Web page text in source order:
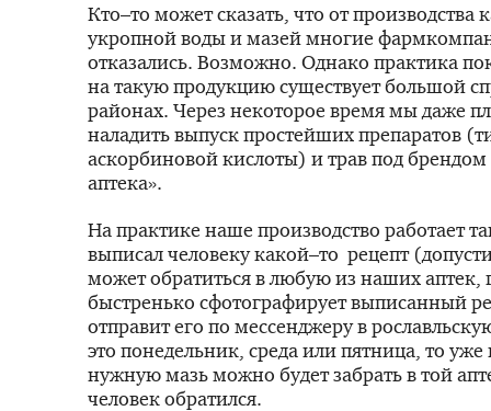
Кто–то может сказать, что от производства
укропной воды и мазей многие
отказались. Возможно. Однако практика
на такую продукцию существует большой
районах. Через некоторое время мы даже
наладить выпуск простейших препаратов
аскорбиновой кислоты) и трав под брендом
аптека».
На практике наше производство работает
выписал человеку какой–то рецепт
может обратиться в любую из наших аптек,
быстренько сфотографирует выписанный
отправит его по мессенджеру в
это понедельник, среда или пятница, то уже
нужную мазь можно будет забрать в той
человек обратился.